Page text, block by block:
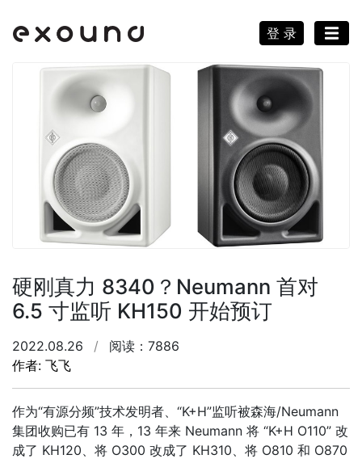
登 录
硬刚真力 8340？Neumann 首对
6.5 寸监听 KH150 开始预订
2022.08.26 /
阅读：7886
作者: 飞飞
作为“有源分频”技术发明者、“K+H”监听被森海/Neumann
集团收购已有 13 年，13 年来 Neumann 将 “K+H O110” 改
成了 KH120、将 O300 改成了 KH310、将 O810 和 O870